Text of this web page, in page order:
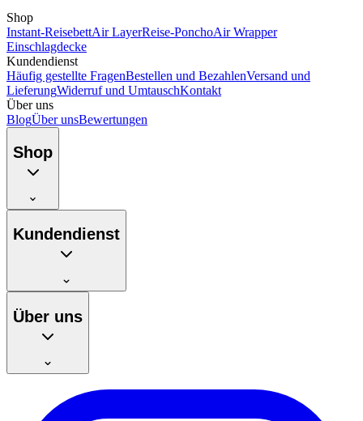
Shop
Instant-ReisebettAir LayerReise-PonchoAir Wrapper
Einschlagdecke
Kundendienst
Häufig gestellte FragenBestellen und BezahlenVersand und
LieferungWiderruf und UmtauschKontakt
Über uns
BlogÜber unsBewertungen
Shop
Kundendienst
Über uns